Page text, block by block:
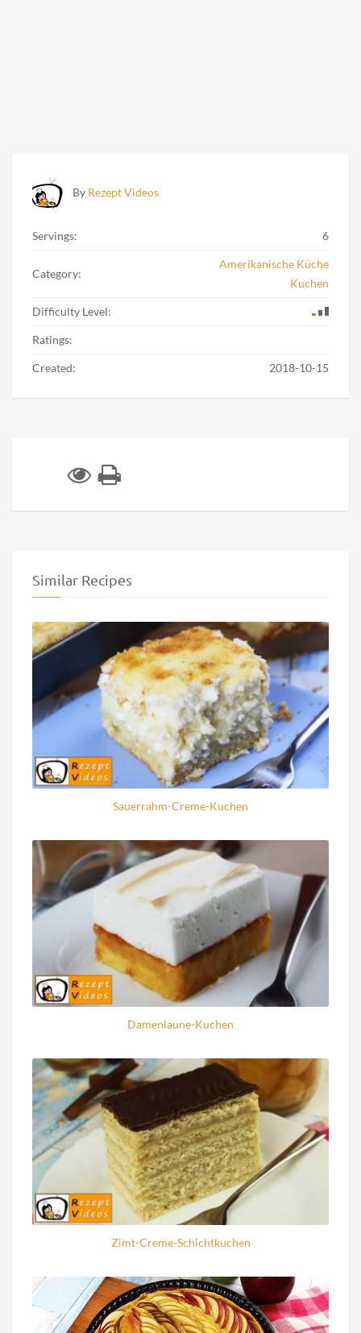
By Rezept Videos
Servings: 6
Category:
Amerikanische Küche
Kuchen
Difficulty Level:
Ratings:
Created: 2018-10-15
Similar Recipes
Sauerrahm-Creme-Kuchen
Damenlaune-Kuchen
Zimt-Creme-Schichtkuchen